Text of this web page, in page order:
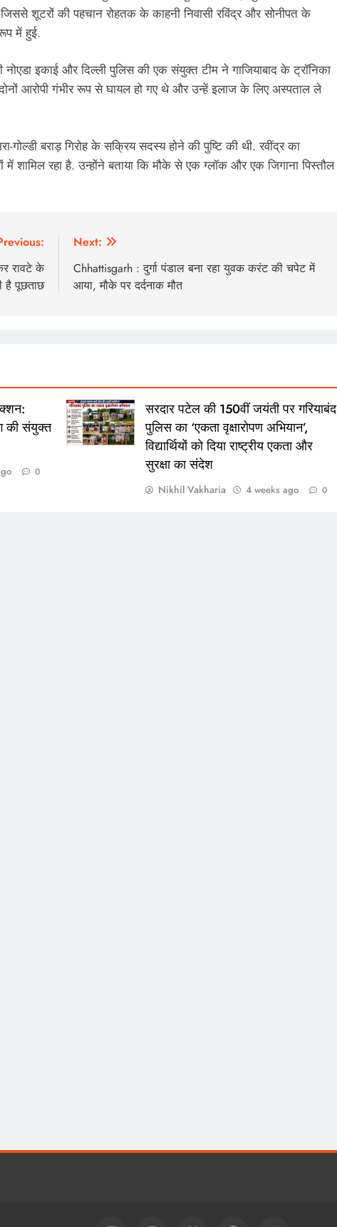
शूटरों की पहचान रोहतक के काहनी निवासी रविंद्र और सोनीपत के
में हुई.
इकाई और दिल्ली पुलिस की एक संयुक्त टीम ने गाजियाबाद के ट्रॉनिका
आरोपी गंभीर रूप से घायल हो गए थे और उन्हें इलाज के लिए अस्पताल ले
गोल्डी बराड़ गिरोह के सक्रिय सदस्य होने की पुष्टि की थी. रवींद्र का
शामिल रहा है. उन्होंने बताया कि मौके से एक ग्लॉक और एक जिगाना पिस्तौल
रावटे के
है पूछताछ
Next:
Chhattisgarh : दुर्गा पंडाल बना रहा युवक करंट की चपेट में
आया, मौके पर दर्दनाक मौत
की संयुक्त
0
सरदार पटेल की 150वीं जयंती पर गरियाबंद
पुलिस का ‘एकता वृक्षारोपण अभियान’,
विद्यार्थियों को दिया राष्ट्रीय एकता और
सुरक्षा का संदेश
Nikhil Vakharia 4 weeks ago 0